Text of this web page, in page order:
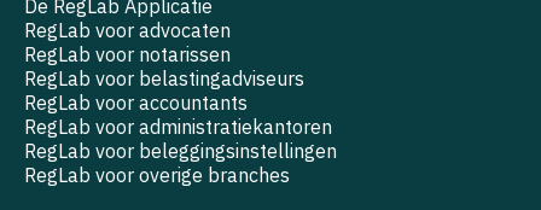
De RegLab Applicatie
RegLab voor advocaten
RegLab voor notarissen
RegLab voor belastingadviseurs
RegLab voor accountants
RegLab voor administratiekantoren
RegLab voor beleggingsinstellingen
RegLab voor overige branches